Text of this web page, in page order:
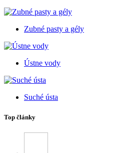
Zubné pasty a gély
Ústne vody
Suché ústa
Top články